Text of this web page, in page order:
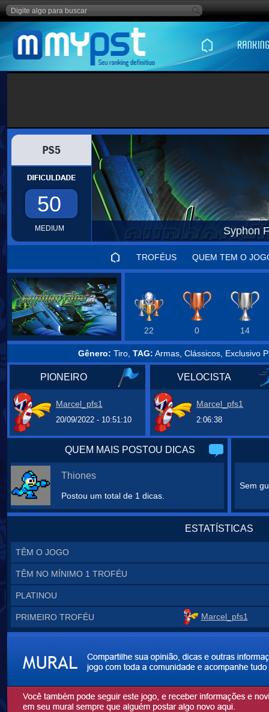
50
MEDIUM Syphon
TROFÉUS QUEM TEM O
22 0 14
Gênero: Tiro, TAG: Armas, Clássicos, Exclusivo
PIONEIRO
Marcel_pfs1
20/09/2022 - 10:51:10
VELOCISTA
Marcel_pfs1
2:06:38
QUEM MAIS POSTOU DICAS
Thiones
Postou um total de 1 dicas.
Sem
ESTATÍSTICAS
TÊM O JOGO
TÊM NO MÍNIMO 1 TROFÉU
PLATINOU
PRIMEIRO TROFÉU Marcel_pfs1